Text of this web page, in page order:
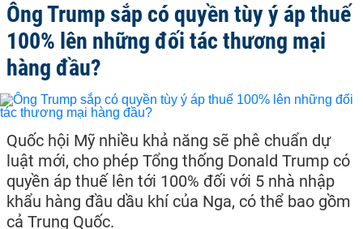
Ông Trump sắp có quyền tùy ý áp thuế
100% lên những đối tác thương mại
hàng đầu?
Quốc hội Mỹ nhiều khả năng sẽ phê chuẩn dự
luật mới, cho phép Tổng thống Donald Trump có
quyền áp thuế lên tới 100% đối với 5 nhà nhập
khẩu hàng đầu dầu khí của Nga, có thể bao gồm
cả Trung Quốc.